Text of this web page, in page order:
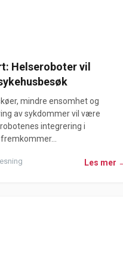
Helseroboter vil
mindre ensomhet og
av sykdommer vil være
integrering i
Les mer